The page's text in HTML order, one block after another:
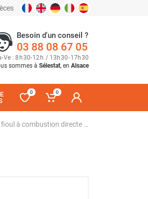
Besoin d'un conseil ?
03 88 08 67 05
-Ve : 8h30-12h / 13h30-17h30
sommes à Sélestat, en Alsace
0 0
Canon à air chaud au fioul à combustion directe IDE 30 D - TROTEC